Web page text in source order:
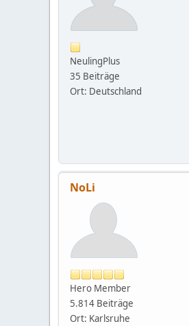
NeulingPlus
35 Beiträge
Ort: Deutschland
NoLi
Hero Member
5.814 Beiträge
Ort: Karlsruhe